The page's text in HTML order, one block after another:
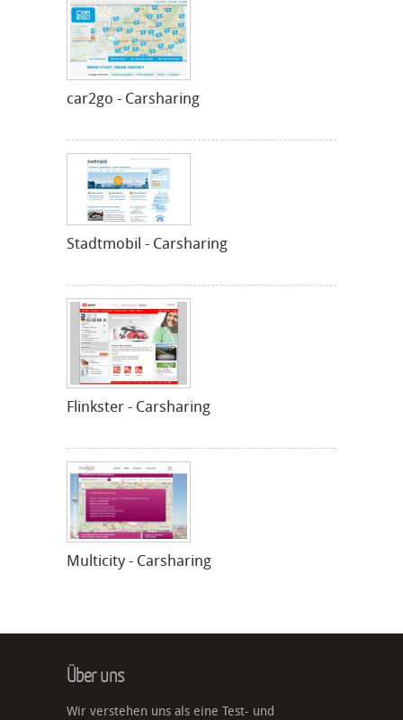
car2go - Carsharing
Stadtmobil - Carsharing
Flinkster - Carsharing
Multicity - Carsharing
Über uns
Wir verstehen uns als eine Test- und